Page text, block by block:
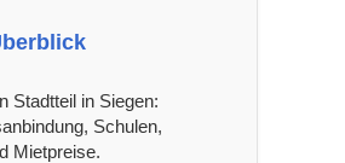
Stadtteil in Siegen:
Schulen,
Mietpreise.